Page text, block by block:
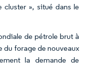
», situé dans le
de pétrole brut à
du forage de nouveaux
la demande de